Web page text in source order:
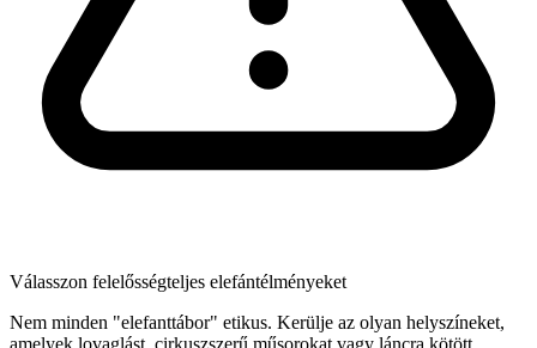
Válasszon felelősségteljes elefántélményeket
Nem minden "elefanttábor" etikus. Kerülje az olyan helyszíneket,